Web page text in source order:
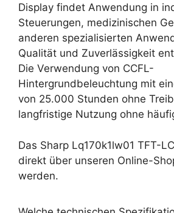
Display findet Anwendung in
Steuerungen, medizinischen
anderen spezialisierten
Qualität und Zuverlässigkeit
Die Verwendung von CCFL-
Hintergrundbeleuchtung mit
von 25.000 Stunden ohne
langfristige Nutzung ohne
Das Sharp Lq170k1lw01 TFT-
direkt über unseren Online-
werden.